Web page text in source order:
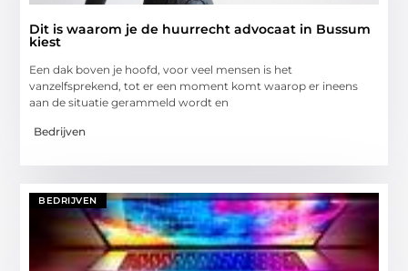
Dit is waarom je de huurrecht advocaat in Bussum
kiest
Een dak boven je hoofd, voor veel mensen is het
vanzelfsprekend, tot er een moment komt waarop er ineens
aan de situatie gerammeld wordt en
Bedrijven
BEDRIJVEN